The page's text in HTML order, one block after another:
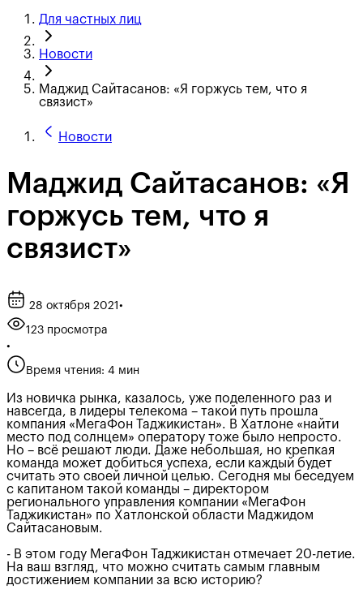
Для частных лиц
Новости
Маджид Сайтасанов: «Я горжусь тем, что я
связист»
Новости
Маджид Сайтасанов: «Я
горжусь тем, что я
связист»
28 октября 2021 •
123 просмотра
•
Время чтения: 4 мин
Из новичка рынка, казалось, уже поделенного раз и
навсегда, в лидеры телекома – такой путь прошла
компания «МегаФон Таджикистан». В Хатлоне «найти
место под солнцем» оператору тоже было непросто.
Но – всё решают люди. Даже небольшая, но крепкая
команда может добиться успеха, если каждый будет
считать это своей личной целью. Сегодня мы беседуем
с капитаном такой команды – директором
регионального управления компании «МегаФон
Таджикистан» по Хатлонской области Маджидом
Сайтасановым.
- В этом году МегаФон Таджикистан отмечает 20-летие.
На ваш взгляд, что можно считать самым главным
достижением компании за всю историю?